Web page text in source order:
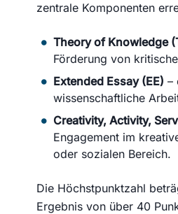
zentrale Komponenten
Theory of Knowledge
Förderung von
Extended Essay (EE) –
wissenschaftliche
Creativity, Activity,
Engagement im
oder sozialen Bereich.
Die Höchstpunktzahl
Ergebnis von über 40